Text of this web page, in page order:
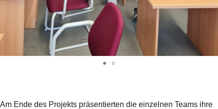
Am Ende des Projekts präsentierten die einzelnen Teams ihre